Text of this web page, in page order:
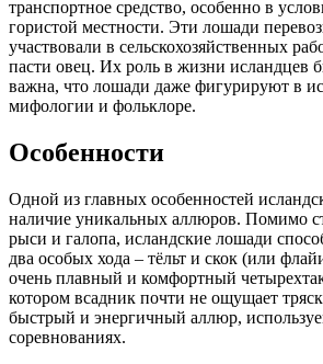
транспортное средство, особенно в
гористой местности. Эти лошади
участвовали в сельскохозяйственных
пасти овец. Их роль в жизни исландцев
важна, что лошади даже фигурируют в
мифологии и фольклоре.
Особенности
Одной из главных особенностей
наличие уникальных аллюров. Помимо
рыси и галопа, исландские лошади
два особых хода – тёльт и скок (или
очень плавный и комфортный
котором всадник почти не ощущает
быстрый и энергичный аллюр,
соревнованиях.